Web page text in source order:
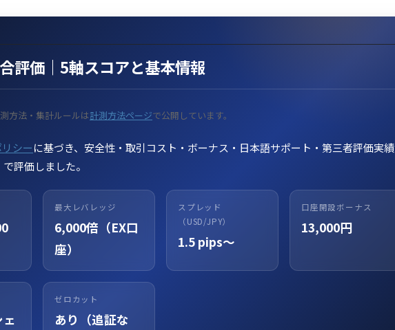
評価｜5軸スコアと基本情報
方法・集計ルールは計測方法ページで公開しています。
シーに基づき、安全性・取引コスト・ボーナス・日本語サポート・第三者評価実績
評価しました。
最大レバレッジ
6,000倍（EX口
座）
スプレッド
（USD/JPY）
1.5 pips〜
口座開設ボーナス
13,000円
ゼロカット
あり（追証な